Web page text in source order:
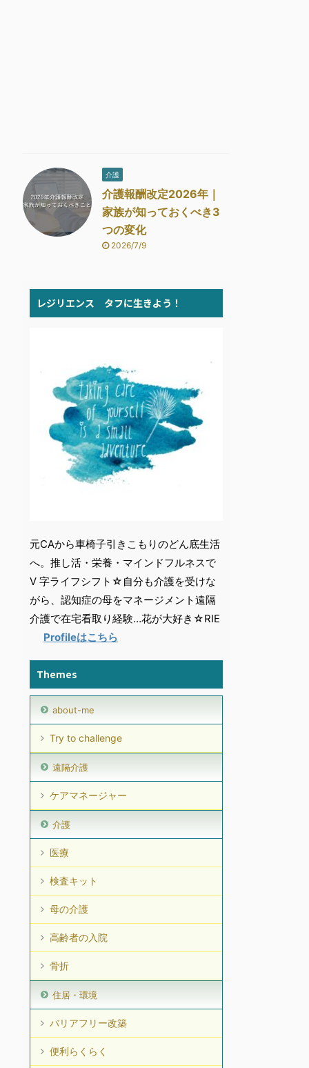
介護
介護報酬改定2026年｜
家族が知っておくべき3
つの変化
2026/7/9
レジリエンス タフに生きよう！
元CAから車椅子引きこもりのどん底生活
へ。推し活・栄養・マインドフルネスで
V 字ライフシフト☆自分も介護を受けな
がら、認知症の母をマネージメント遠隔
介護で在宅看取り経験…花が大好き☆RIE
Profileはこちら
Themes
about-me
Try to challenge
遠隔介護
ケアマネージャー
介護
医療
検査キット
母の介護
高齢者の入院
骨折
住居・環境
バリアフリー改築
便利らくらく